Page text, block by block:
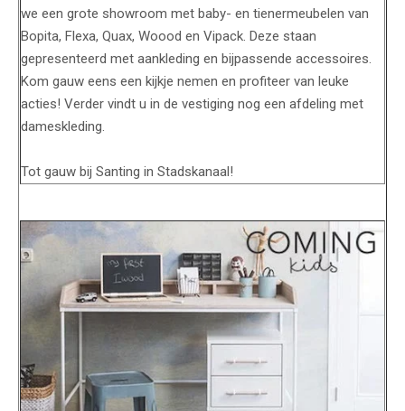
we een grote showroom met baby- en tienermeubelen van
Bopita, Flexa, Quax, Woood en Vipack. Deze staan
gepresenteerd met aankleding en bijpassende accessoires.
Kom gauw eens een kijkje nemen en profiteer van leuke
acties! Verder vindt u in de vestiging nog een afdeling met
dameskleding.
Tot gauw bij Santing in Stadskanaal!